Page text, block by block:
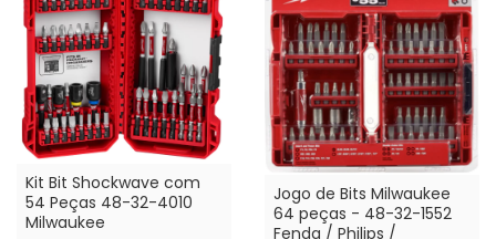
Kit Bit Shockwave com
54 Peças 48-32-4010
Milwaukee
Jogo de Bits Milwaukee
64 peças - 48-32-1552
Fenda / Philips /